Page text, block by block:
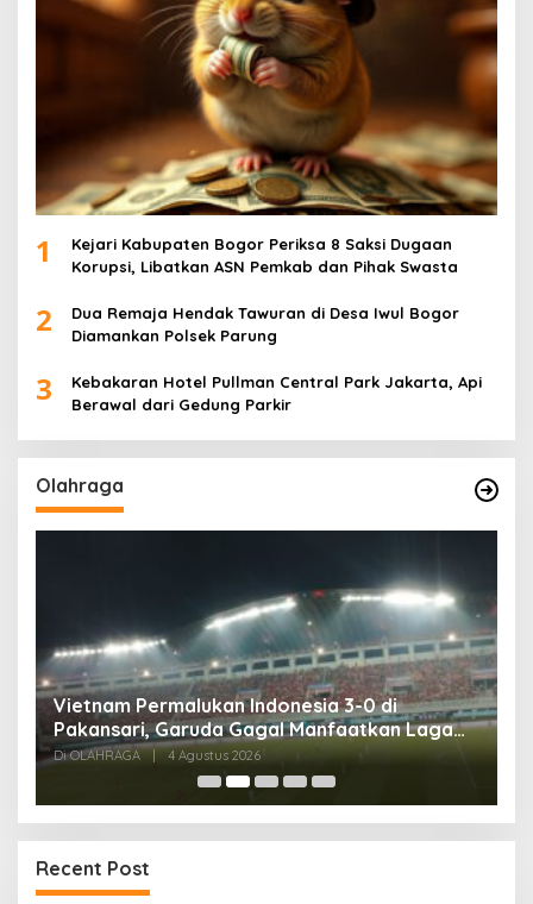
1
Kejari Kabupaten Bogor Periksa 8 Saksi Dugaan
Korupsi, Libatkan ASN Pemkab dan Pihak Swasta
2
Dua Remaja Hendak Tawuran di Desa Iwul Bogor
Diamankan Polsek Parung
3
Kebakaran Hotel Pullman Central Park Jakarta, Api
Berawal dari Gedung Parkir
Olahraga
Vietnam Permalukan Indonesia 3-0 di
Pakansari, Garuda Gagal Manfaatkan Laga
Kandang
Di OLAHRAGA | 4 Agustus 2026
Recent Post